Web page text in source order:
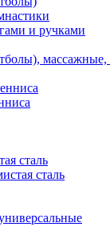
и ручками
сталь
сталь